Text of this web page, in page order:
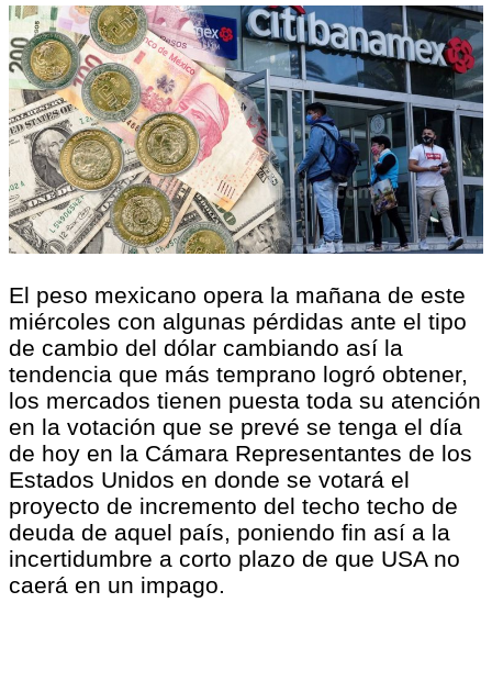
El peso mexicano opera la mañana de este
miércoles con algunas pérdidas ante el tipo
de cambio del dólar cambiando así la
tendencia que más temprano logró obtener,
los mercados tienen puesta toda su atención
en la votación que se prevé se tenga el día
de hoy en la Cámara Representantes de los
Estados Unidos en donde se votará el
proyecto de incremento del techo techo de
deuda de aquel país, poniendo fin así a la
incertidumbre a corto plazo de que USA no
caerá en un impago.